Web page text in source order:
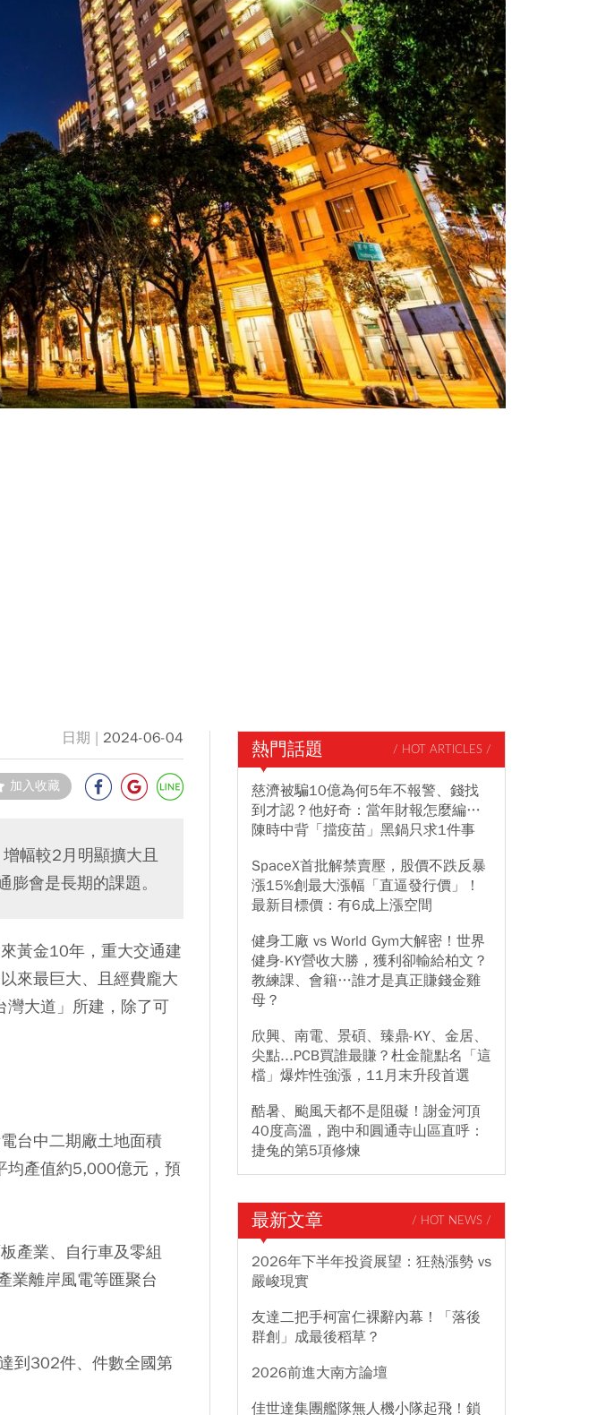
2024-06-04
加入收藏
幅較2月明顯擴大且
會是長期的課題。
黃金10年，重大交通建
來最巨大、且經費龐大
灣大道」所建，除了可
台中二期廠土地面積
均產值約5,000億元，預
產業、自行車及零組
業離岸風電等匯聚台
到302件、件數全國第
熱門話題 / HOT ARTICLES /
慈濟被騙10億為何5年不報警、錢找
到才認？他好奇：當年財報怎麼編…
陳時中背「擋疫苗」黑鍋只求1件事
SpaceX首批解禁賣壓，股價不跌反暴
漲15%創最大漲幅「直逼發行價」！
最新目標價：有6成上漲空間
健身工廠 vs World Gym大解密！世界
健身-KY營收大勝，獲利卻輸給柏文？
教練課、會籍…誰才是真正賺錢金雞
母？
欣興、南電、景碩、臻鼎-KY、金居、
尖點...PCB買誰最賺？杜金龍點名「這
檔」爆炸性強漲，11月末升段首選
酷暑、颱風天都不是阻礙！謝金河頂
40度高溫，跑中和圓通寺山區直呼：
捷兔的第5項修煉
最新文章 / HOT NEWS /
2026年下半年投資展望：狂熱漲勢 vs
嚴峻現實
友達二把手柯富仁裸辭內幕！「落後
群創」成最後稻草？
2026前進大南方論壇
佳世達集團艦隊無人機小隊起飛！鎖